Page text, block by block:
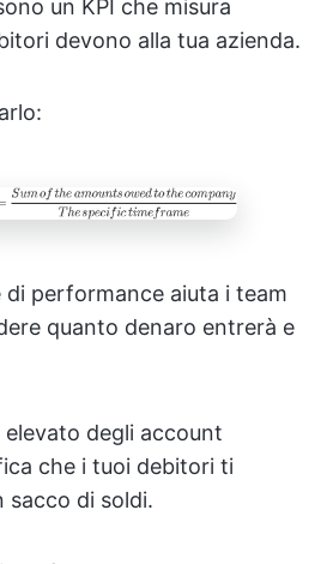
un KPI che misura
devono alla tua azienda.
performance aiuta i team
quanto denaro entrerà e
degli account
che i tuoi debitori ti
sacco di soldi.